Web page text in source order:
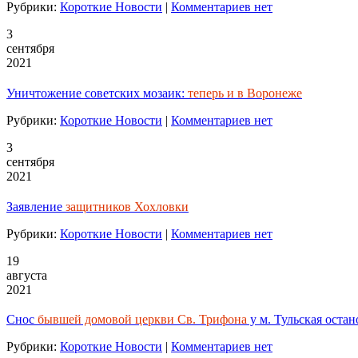
Рубрики: Короткие Новости | Комментариев нет
3
сентября
2021
Уничтожение советских мозаик: теперь и в Воронеже
Рубрики: Короткие Новости | Комментариев нет
3
сентября
2021
Заявление защитников Хохловки
Рубрики: Короткие Новости | Комментариев нет
19
августа
2021
Снос бывшей домовой церкви Св. Трифона у м. Тульская
Рубрики: Короткие Новости | Комментариев нет